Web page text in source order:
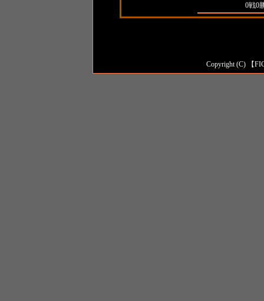
0戦0
Copyright (C) 【